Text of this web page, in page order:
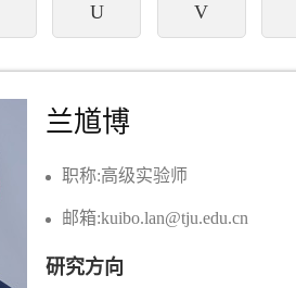
U V
兰馗博
职称:高级实验师
邮箱:kuibo.lan@tju.edu.cn
研究方向